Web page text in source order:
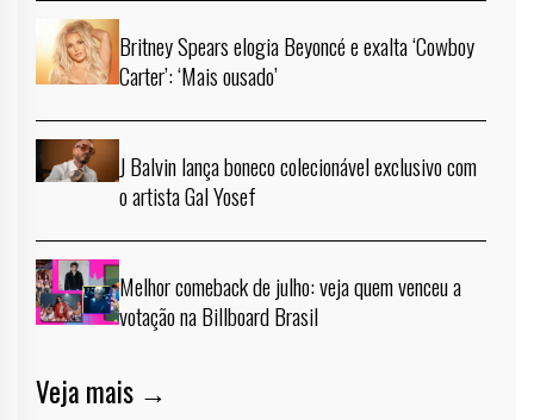
Britney Spears elogia Beyoncé e exalta ‘Cowboy
Carter’: ‘Mais ousado’
J Balvin lança boneco colecionável exclusivo com
o artista Gal Yosef
Melhor comeback de julho: veja quem venceu a
votação na Billboard Brasil
Veja mais →